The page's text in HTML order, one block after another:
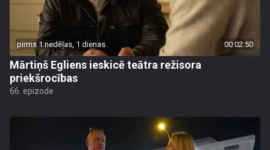
pirms 1 nedēļas, 1 dienas 00:02:50
Mārtiņš Egliens ieskicē teātra režisora
priekšrocības
66. epizode